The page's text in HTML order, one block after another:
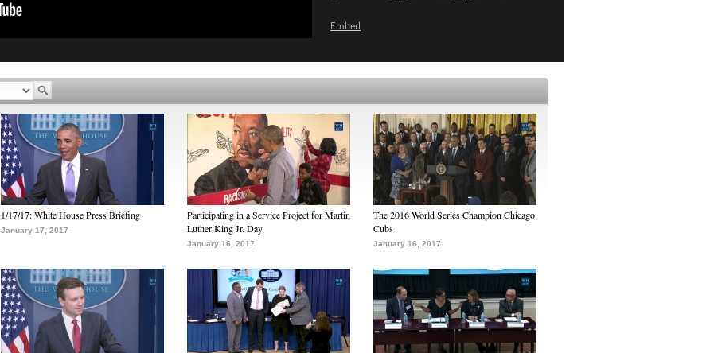
Embed
1/17/17: White House Press Briefing
January 17, 2017
Participating in a Service Project for Martin
Luther King Jr. Day
January 16, 2017
The 2016 World Series Champion Chicago
Cubs
January 16, 2017